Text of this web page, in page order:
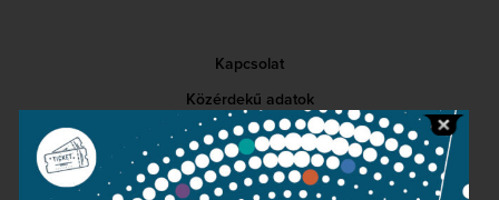
Kapcsolat
Közérdekű adatok
Sajtószoba
Adatvédelem